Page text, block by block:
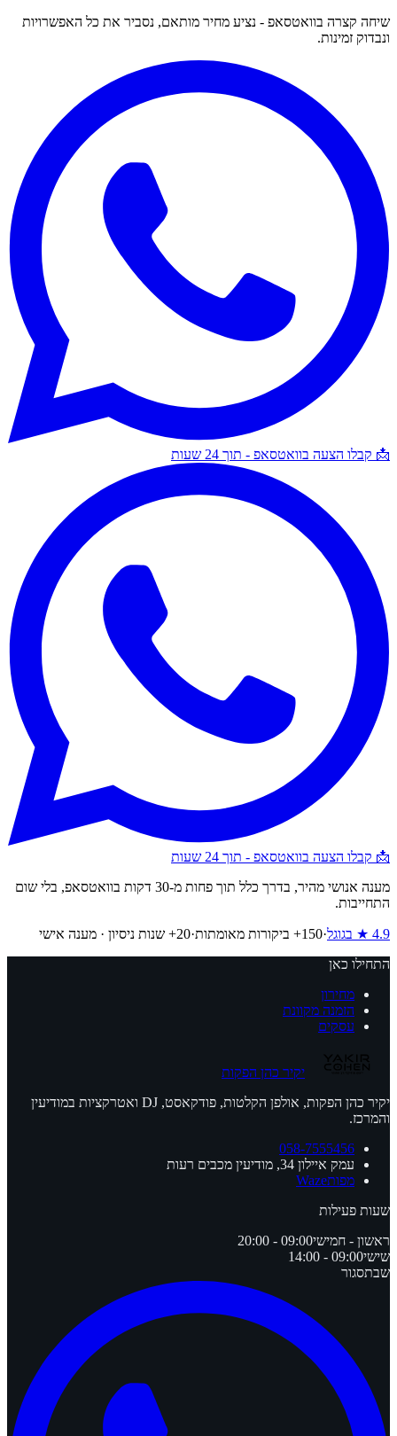
שיחה קצרה בוואטסאפ - נציע מחיר מותאם, נסביר את כל האפשרויות
ונבדוק זמינות.
📩 קבלו הצעה בוואטסאפ - תוך 24 שעות
📩 קבלו הצעה בוואטסאפ - תוך 24 שעות
מענה אנושי מהיר, בדרך כלל תוך פחות מ-30 דקות בוואטסאפ
, בלי שום
התחייבות.
4.9 ★ בגוגל·
150+ ביקורות מאומתות·20+ שנות ניסיון · מענה אישי
התחילו כאן
מחירון
הזמנה מקוונת
עסקים
יקיר כהן הפקות
יקיר כהן הפקות, אולפן הקלטות, פודקאסט, DJ ואטרקציות במודיעין
והמרכז.
058-7555456
עמק איילון 34, מודיעין מכבים רעות
מפותWaze
שעות פעילות
ראשון - חמישי09:00 - 20:00
שישי09:00 - 14:00
שבתסגור